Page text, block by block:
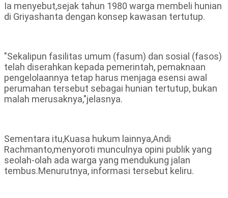
Ia menyebut,sejak tahun 1980 warga membeli hunian
di Griyashanta dengan konsep kawasan tertutup.
"Sekalipun fasilitas umum (fasum) dan sosial (fasos)
telah diserahkan kepada pemerintah, pemaknaan
pengelolaannya tetap harus menjaga esensi awal
perumahan tersebut sebagai hunian tertutup, bukan
malah merusaknya,"jelasnya.
Sementara itu,Kuasa hukum lainnya,Andi
Rachmanto,menyoroti munculnya opini publik yang
seolah-olah ada warga yang mendukung jalan
tembus.Menurutnya, informasi tersebut keliru.